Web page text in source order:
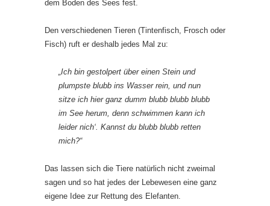
dem Boden des Sees fest.
Den verschiedenen Tieren (Tintenfisch, Frosch oder
Fisch) ruft er deshalb jedes Mal zu:
„Ich bin gestolpert über einen Stein und
plumpste blubb ins Wasser rein, und nun
sitze ich hier ganz dumm blubb blubb blubb
im See herum, denn schwimmen kann ich
leider nich‘. Kannst du blubb blubb retten
mich?“
Das lassen sich die Tiere natürlich nicht zweimal
sagen und so hat jedes der Lebewesen eine ganz
eigene Idee zur Rettung des Elefanten.